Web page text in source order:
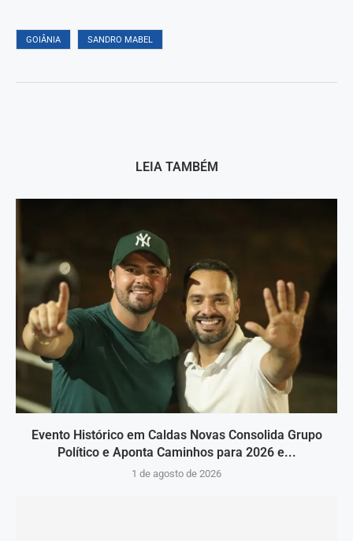
GOIÂNIA SANDRO MABEL
LEIA TAMBÉM
Evento Histórico em Caldas Novas Consolida Grupo
Político e Aponta Caminhos para 2026 e...
1 de agosto de 2026